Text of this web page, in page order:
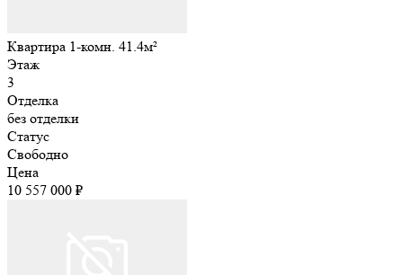
Квартира 1-комн. 41.4м²
Этаж
3
Отделка
без отделки
Статус
Свободно
Цена
10 557 000 ₽